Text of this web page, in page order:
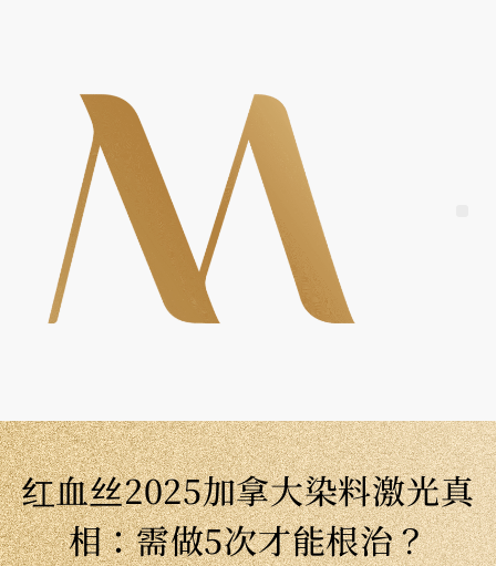
红血丝2025加拿大染料激光真
相：需做5次才能根治？